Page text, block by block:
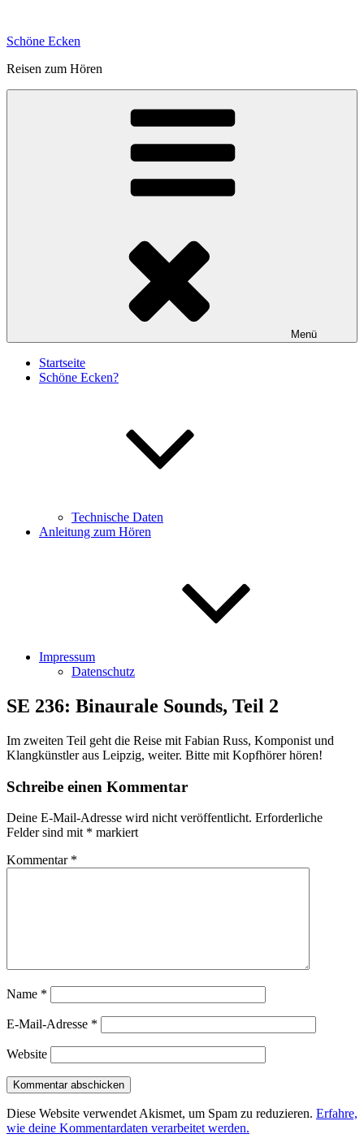
springen
Schöne Ecken
Reisen zum Hören
Menü
Startseite
Schöne Ecken?
Technische Daten
Anleitung zum Hören
Impressum
Datenschutz
SE 236: Binaurale Sounds, Teil 2
Im zweiten Teil geht die Reise mit Fabian Russ, Komponist und
Klangkünstler aus Leipzig, weiter. Bitte mit Kopfhörer hören!
Schreibe einen Kommentar
Deine E-Mail-Adresse wird nicht veröffentlicht. Erforderliche
Felder sind mit * markiert
Kommentar *
Name *
E-Mail-Adresse *
Website
Diese Website verwendet Akismet, um Spam zu reduzieren. Erfahre,
wie deine Kommentardaten verarbeitet werden.